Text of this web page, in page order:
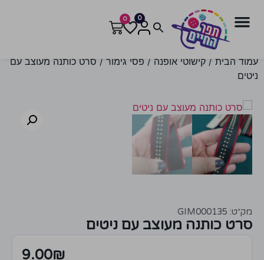
0
0
עמוד הבית / קישוטי אופנה / פסי גימור / סרט כותנה מעוצב עם
ניטים
מק״ט: GIM000135
סרט כותנה מעוצב עם ניטים
9.00₪